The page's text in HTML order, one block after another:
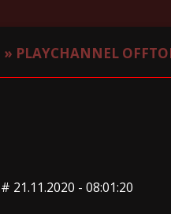
» PLAYCHANNEL
# 21.11.2020 - 08:01:20